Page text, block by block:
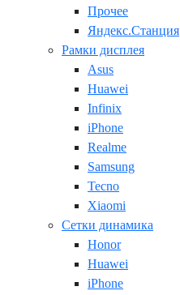
Прочее
Яндекс.Станция
Рамки дисплея
Asus
Huawei
Infinix
iPhone
Realme
Samsung
Tecno
Xiaomi
Сетки динамика
Honor
Huawei
iPhone